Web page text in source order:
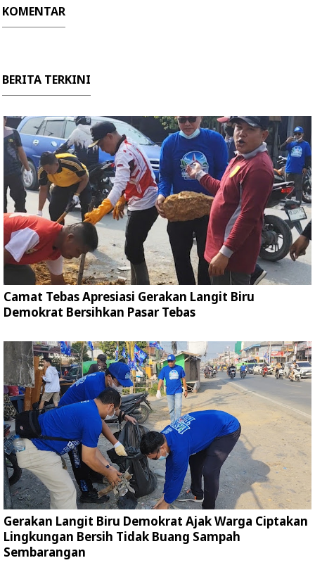
KOMENTAR
BERITA TERKINI
Camat Tebas Apresiasi Gerakan Langit Biru
Demokrat Bersihkan Pasar Tebas
Gerakan Langit Biru Demokrat Ajak Warga Ciptakan
Lingkungan Bersih Tidak Buang Sampah
Sembarangan